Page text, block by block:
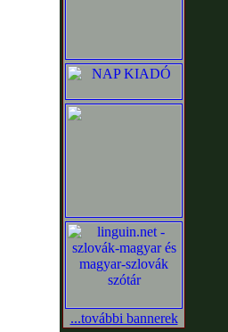
...további bannerek